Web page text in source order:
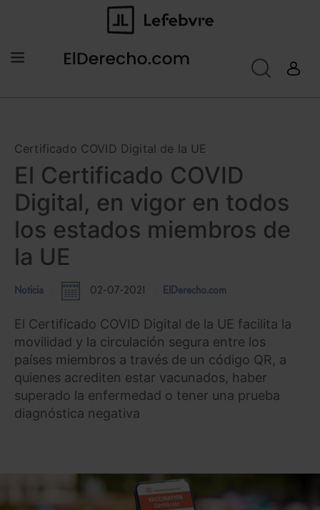
Certificado COVID Digital de la UE
El Certificado COVID
Digital, en vigor en todos
los estados miembros de
la UE
Noticia 02-07-2021 ElDerecho.com
El Certificado COVID Digital de la UE facilita la
movilidad y la circulación segura entre los
países miembros a través de un código QR, a
quienes acrediten estar vacunados, haber
superado la enfermedad o tener una prueba
diagnóstica negativa